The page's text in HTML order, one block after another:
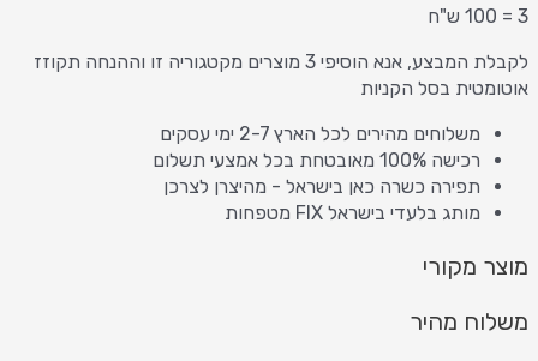
3 = 100 ש"ח
לקבלת המבצע, אנא הוסיפי 3 מוצרים מקטגוריה זו וההנחה תקוזז
אוטומטית בסל הקניות
משלוחים מהירים לכל הארץ 2-7 ימי עסקים
רכישה 100% מאובטחת בכל אמצעי תשלום
תפירה כשרה כאן בישראל - מהיצרן לצרכן
מותג בלעדי בישראל FIX מטפחות
מוצר מקורי
משלוח מהיר